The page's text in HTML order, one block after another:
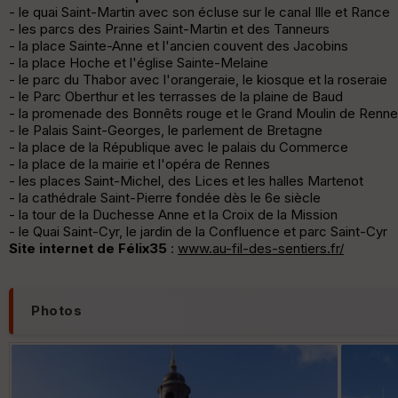
- le quai Saint-Martin avec son écluse sur le canal Ille et Rance
- les parcs des Prairies Saint-Martin et des Tanneurs
- la place Sainte-Anne et l'ancien couvent des Jacobins
- la place Hoche et l'église Sainte-Melaine
- le parc du Thabor avec l'orangeraie, le kiosque et la roseraie
- le Parc Oberthur et les terrasses de la plaine de Baud
- la promenade des Bonnêts rouge et le Grand Moulin de
- le Palais Saint-Georges, le parlement de Bretagne
- la place de la République avec le palais du Commerce
- la place de la mairie et l'opéra de Rennes
- les places Saint-Michel, des Lices et les halles Martenot
- la cathédrale Saint-Pierre fondée dès le 6e siècle
- la tour de la Duchesse Anne et la Croix de la Mission
- le Quai Saint-Cyr, le jardin de la Confluence et parc Saint-Cyr
Site internet de Félix35 : www.au-fil-des-sentiers.fr/
Photos